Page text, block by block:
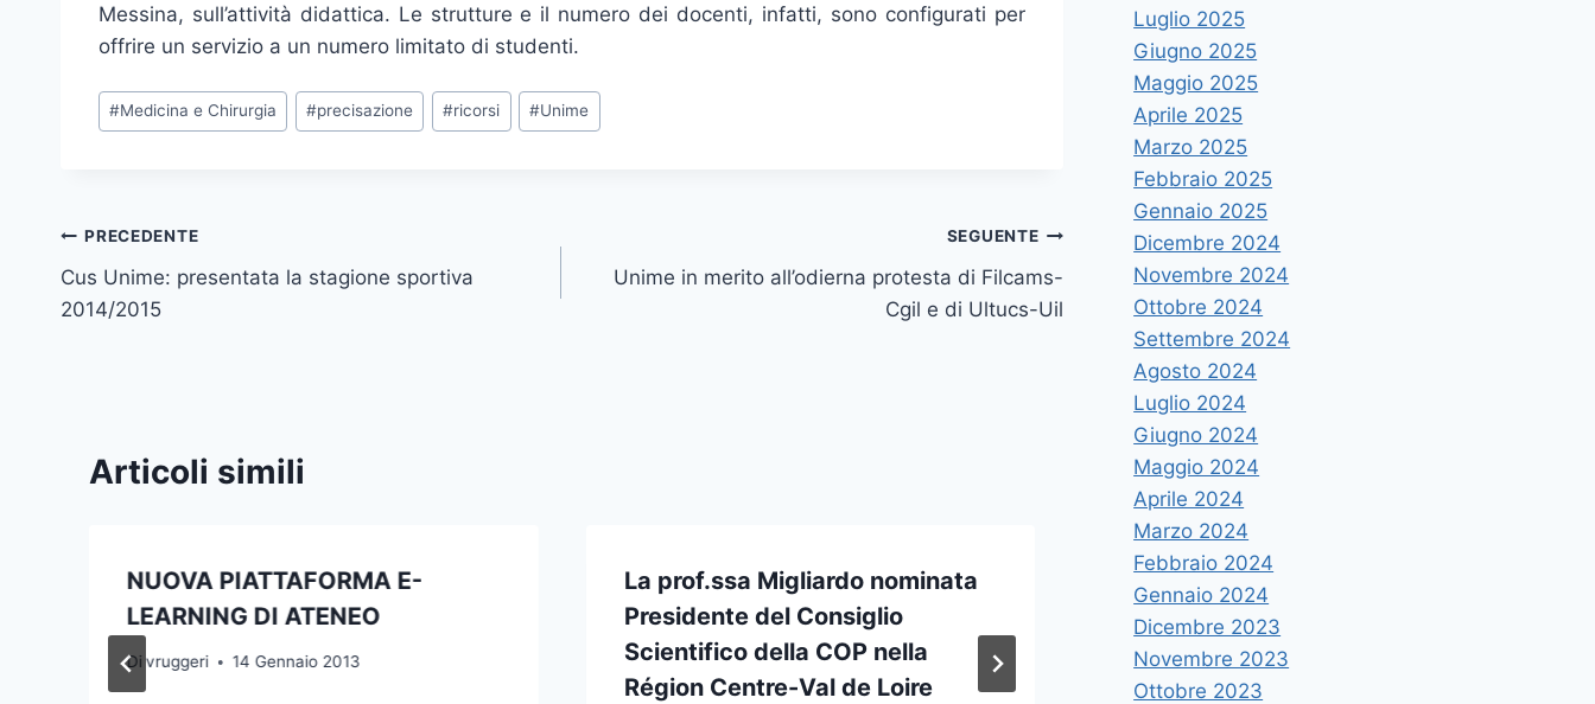
Messina, sull’attività didattica. Le strutture e il numero dei docenti, infatti, sono configurati per
offrire un servizio a un numero limitato di studenti.
Tag
articolo:
#Medicina e Chirurgia #precisazione #ricorsi #Unime
Navigazione
articoli
PRECEDENTE
Cus Unime: presentata la stagione sportiva
2014/2015
SEGUENTE
Unime in merito all’odierna protesta di Filcams-
Cgil e di Ultucs-Uil
Articoli simili
NUOVA PIATTAFORMA E-
LEARNING DI ATENEO
Di vruggeri 14 Gennaio 2013
La prof.ssa Migliardo nominata
Presidente del Consiglio
Scientifico della COP nella
Région Centre-Val de Loire
Unime: al via iscrizioni ed
immatricolazioni 2017/18
Divruggeri 14 Luglio 2017
Luglio 2025
Giugno 2025
Maggio 2025
Aprile 2025
Marzo 2025
Febbraio 2025
Gennaio 2025
Dicembre 2024
Novembre 2024
Ottobre 2024
Settembre 2024
Agosto 2024
Luglio 2024
Giugno 2024
Maggio 2024
Aprile 2024
Marzo 2024
Febbraio 2024
Gennaio 2024
Dicembre 2023
Novembre 2023
Ottobre 2023